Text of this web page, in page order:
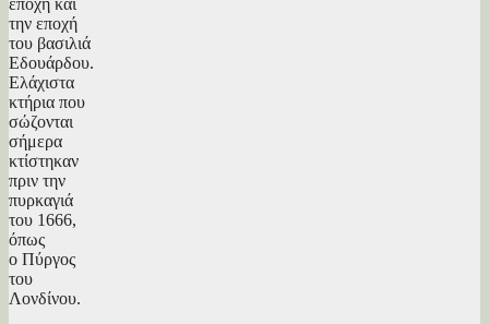
την εποχή
του βασιλιά
Εδουάρδου.
Ελάχιστα
κτήρια που
σώζονται
σήμερα
κτίστηκαν
πριν την
πυρκαγιά
του 1666,
όπως
ο Πύργος
του
Λονδίνου.